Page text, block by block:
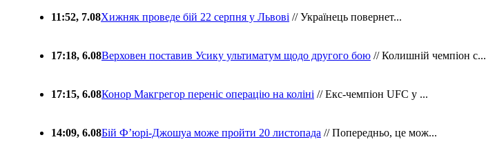
11:52, 7.08Хижняк проведе бій 22 серпня у Львові // Українець повернет...
17:18, 6.08Верховен поставив Усику ультиматум щодо другого бою // Колишній чемпіон с...
17:15, 6.08Конор Макгрегор переніс операцію на коліні // Екс-чемпіон UFC у ...
14:09, 6.08Бій Ф’юрі-Джошуа може пройти 20 листопада // Попередньо, це мож...